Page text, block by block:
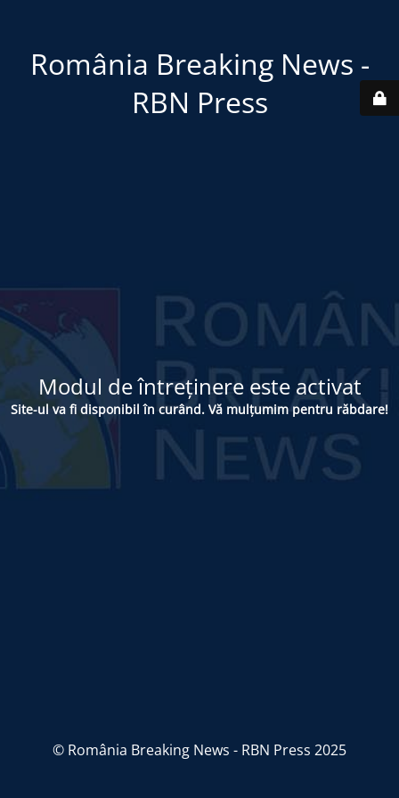
România Breaking News -
RBN Press
Modul de întreținere este activat
Site-ul va fi disponibil în curând. Vă mulțumim pentru răbdare!
© România Breaking News - RBN Press 2025